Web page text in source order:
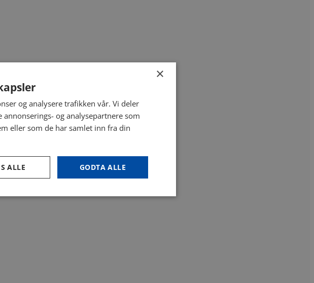
×
og analysere trafikken vår. Vi deler
og analysepartnere som
eller som de har samlet inn fra din
GODTA ALLE
ALLE